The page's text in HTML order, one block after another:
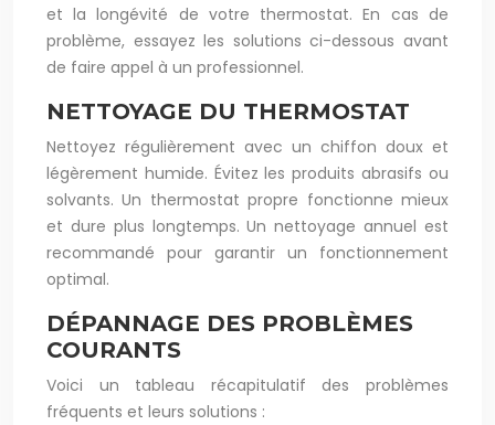
et la longévité de votre thermostat. En cas de
problème, essayez les solutions ci-dessous avant
de faire appel à un professionnel.
NETTOYAGE DU THERMOSTAT
Nettoyez régulièrement avec un chiffon doux et
légèrement humide. Évitez les produits abrasifs ou
solvants. Un thermostat propre fonctionne mieux
et dure plus longtemps. Un nettoyage annuel est
recommandé pour garantir un fonctionnement
optimal.
DÉPANNAGE DES PROBLÈMES
COURANTS
Voici un tableau récapitulatif des problèmes
fréquents et leurs solutions :